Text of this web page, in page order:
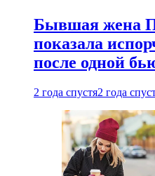
Бывшая жена
показала
после одной
2 года спустя2 года